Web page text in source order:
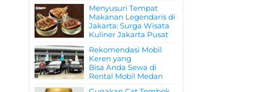
Menyusuri Tempat
Makanan Legendaris di
Jakarta: Surga Wisata
Kuliner Jakarta Pusat
Rekomendasi Mobil
Keren yang
Bisa Anda Sewa di
Rental Mobil Medan